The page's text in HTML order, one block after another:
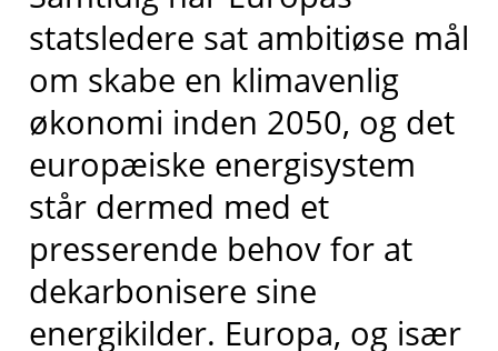
statsledere sat ambitiøse mål
om skabe en klimavenlig
økonomi inden 2050, og det
europæiske energisystem
står dermed med et
presserende behov for at
dekarbonisere sine
energikilder. Europa, og især